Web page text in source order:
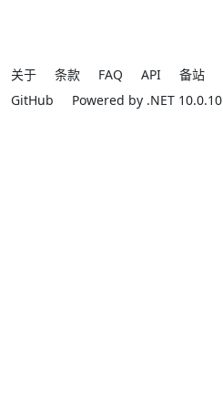
关于 条款 FAQ API 备站
GitHub
Powered by .NET 10.0.10